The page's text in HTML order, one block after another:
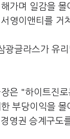
가며 일감을
영이앤티를 거
글라스가 유
은 "하이트진
부당이익을
영권 승계구도